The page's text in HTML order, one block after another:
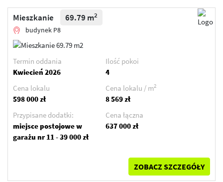
Mieszkanie 69.79 m2
budynek P8
Termin oddania
Kwiecień 2026
Ilość pokoi
4
Cena lokalu
598 000 zł
Cena lokalu / m2
8 569 zł
Przypisane dodatki:
miejsce postojowe w
garażu nr 11 - 39 000 zł
Cena łączna
637 000 zł
ZOBACZ SZCZEGÓŁY